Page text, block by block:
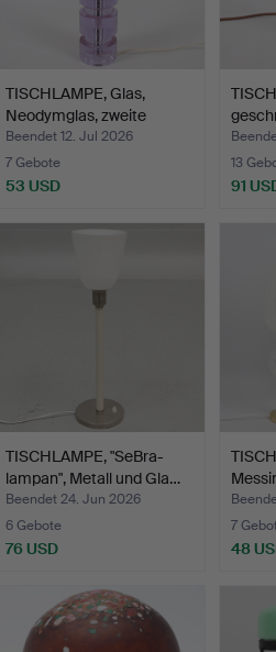
TISCHLAMPE, Glas,
Neodymglas, zweite
Hälft…
Beendet 12. Jul 2026
7 Gebote
53 USD
des …
13
91
TISCHLAMPE, "SeBra-
lampan", Metall und Gla…
Beendet 24. Jun 2026
6 Gebote
76 USD
7
48